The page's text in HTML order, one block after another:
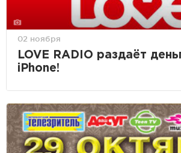
02 ноября
LOVE RADIO раздаёт
iPhone!